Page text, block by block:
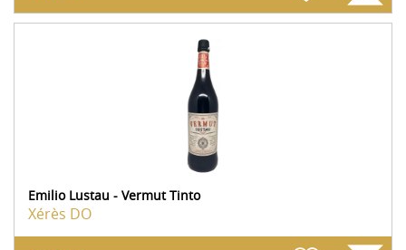
Emilio Lustau - Vermut Tinto
Xérès DO